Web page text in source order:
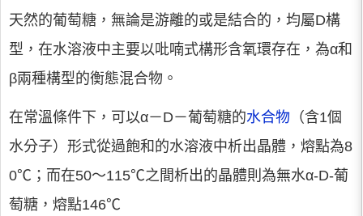
天然的葡萄糖，無論是游離的或是結合的，均屬D構
型，在水溶液中主要以吡喃式構形含氧環存在，為α和
β兩種構型的衡態混合物。
在常溫條件下，可以α－D－葡萄糖的水合物 （含1個
水分子）形式從過飽和的水溶液中析出晶體，熔點為8
0℃；而在50～115℃之間析出的晶體則為無水α-D-葡
萄糖，熔點146℃